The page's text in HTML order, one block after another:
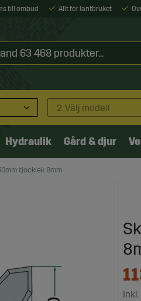
till ombud Allt för lantbruket
2. Välj modell
Hydraulik Gård & djur
tjocklek 8mm